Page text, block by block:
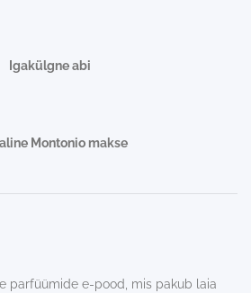
Igakülgne abi
Montonio makse
parfüümide e-pood, mis pakub laia